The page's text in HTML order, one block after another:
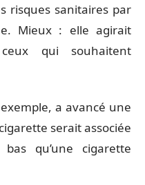
risques sanitaires par
Mieux : elle agirait
qui souhaitent
a avancé une
serait associée
qu’une cigarette